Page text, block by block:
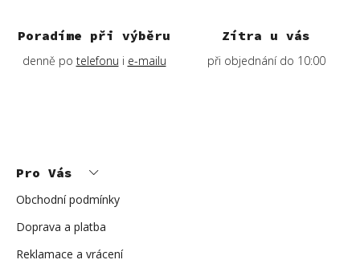
Poradíme při výběru
denně po telefonu i e-mailu
Zítra u vás
při objednání do 10:00
Pro Vás
Obchodní podmínky
Doprava a platba
Reklamace a vrácení